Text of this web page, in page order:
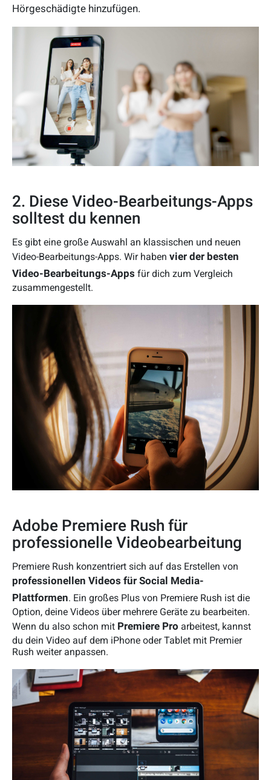
Hörgeschädigte hinzufügen.
2. Diese Video-Bearbeitungs-Apps
solltest du kennen
Es gibt eine große Auswahl an klassischen und neuen
Video-Bearbeitungs-Apps. Wir haben vier der besten
Video-Bearbeitungs-Apps für dich zum Vergleich
zusammengestellt.
Adobe Premiere Rush für
professionelle Videobearbeitung
Premiere Rush konzentriert sich auf das Erstellen von
professionellen Videos für Social Media-
Plattformen. Ein großes Plus von Premiere Rush ist die
Option, deine Videos über mehrere Geräte zu bearbeiten.
Wenn du also schon mit Premiere Pro arbeitest, kannst
du dein Video auf dem iPhone oder Tablet mit Premier
Rush weiter anpassen.